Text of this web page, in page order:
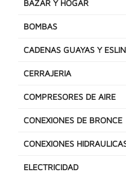
BAZAR Y HOGAR
BOMBAS
CADENAS GUAYAS Y
CERRAJERIA
COMPRESORES DE AIRE
CONEXIONES DE BRONCE
CONEXIONES
ELECTRICIDAD